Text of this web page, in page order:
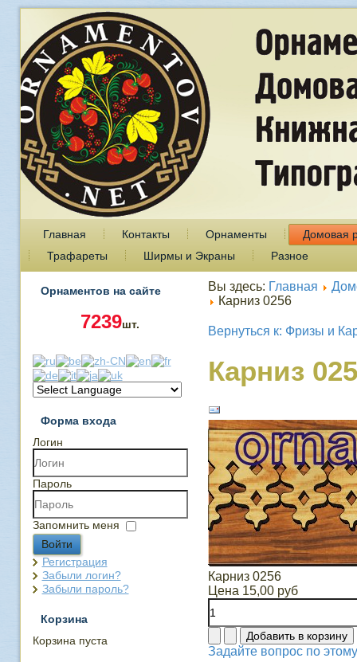
Главная Контакты Орнаменты
Домовая
Трафареты
Ширмы и Экраны Разное
Орнаментов на сайте
7239шт.
Форма входа
Логин
Пароль
Запомнить меня
Войти
Регистрация
Забыли логин?
Забыли пароль?
Корзина
Корзина пуста
Вы здесь: Главная
Карниз 0256
Вернуться к: Фризы и
Карниз
Карниз 0256
Цена 15,00 руб
Задайте вопрос по